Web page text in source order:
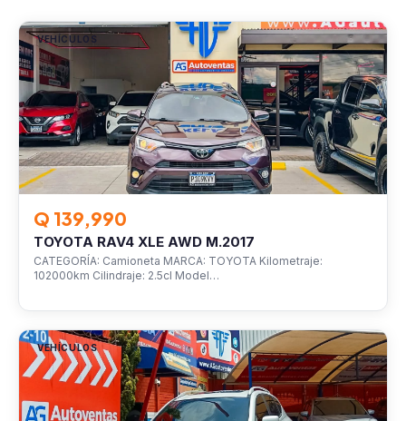
VEHÍCULOS
Q 139,990
TOYOTA RAV4 XLE AWD M.2017
CATEGORÍA: Camioneta MARCA: TOYOTA Kilometraje:
102000km Cilindraje: 2.5cl Model…
VEHÍCULOS